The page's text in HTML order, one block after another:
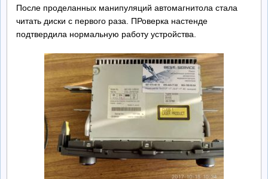
После проделанных манипуляций автомагнитола стала
читать диски с первого раза. ПРоверка настенде
подтвердила нормальную работу устройства.